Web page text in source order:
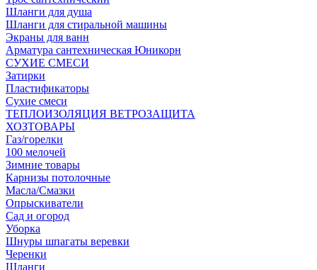
Шланги для душа
Шланги для стиральной машины
Экраны для ванн
Арматура сантехническая Юникорн
СУХИЕ СМЕСИ
Затирки
Пластификаторы
Сухие смеси
ТЕПЛОИЗОЛЯЦИЯ ВЕТРОЗАЩИТА
ХОЗТОВАРЫ
Газ/горелки
100 мелочей
Зимние товары
Карнизы потолочные
Масла/Смазки
Опрыскиватели
Сад и огород
Уборка
Шнуры шпагаты веревки
Черенки
Шланги